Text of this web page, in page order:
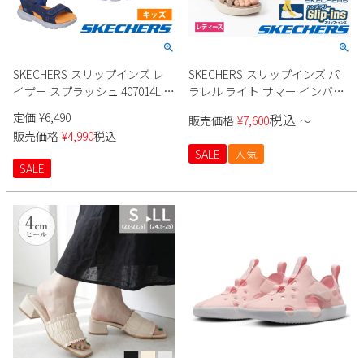
SKECHERS スリップインズ レ
イザー スプラッシュ 407014L キ
ッズ 男の子
定価 ¥6,490
販売価格 ¥4,990税込
SALE
SKECHERS スリップインズ パ
ラレル ライト サマー インバイ
販売価格 ¥7,600税込 〜
SALE 人気